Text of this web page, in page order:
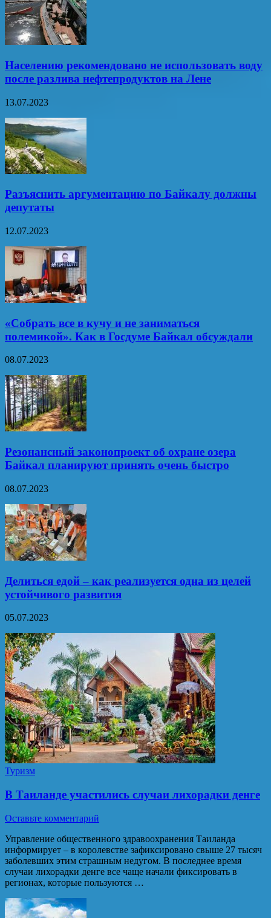
Населению рекомендовано не использовать воду
после разлива нефтепродуктов на Лене
13.07.2023
Разъяснить аргументацию по Байкалу должны
депутаты
12.07.2023
«Собрать все в кучу и не заниматься
полемикой». Как в Госдуме Байкал обсуждали
08.07.2023
Резонансный законопроект об охране озера
Байкал планируют принять очень быстро
08.07.2023
Делиться едой – как реализуется одна из целей
устойчивого развития
05.07.2023
Туризм
В Таиланде участились случаи лихорадки денге
Оставьте комментарий
Управление общественного здравоохранения Таиланда
информирует – в королевстве зафиксировано свыше 27 тысяч
заболевших этим страшным недугом. В последнее время
случаи лихорадки денге все чаще начали фиксировать в
регионах, которые пользуются …